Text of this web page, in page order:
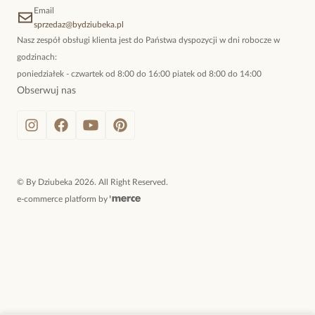
Email
sprzedaz@bydziubeka.pl
Nasz zespół obsługi klienta jest do Państwa dyspozycji w dni robocze w
godzinach:
poniedziałek - czwartek od 8:00 do 16:00 piatek od 8:00 do 14:00
Obserwuj nas
© By Dziubeka 2026. All Right Reserved.
e-commerce platform by